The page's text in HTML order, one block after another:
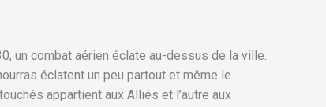
un combat aérien éclate au-dessus de la ville.
éclatent un peu partout et même le
appartient aux Alliés et l’autre aux